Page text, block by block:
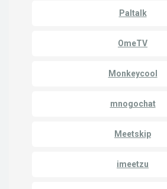
Paltalk
OmeTV
Monkeycool
mnogochat
Meetskip
imeetzu